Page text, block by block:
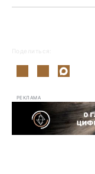
Поделиться:
РЕКЛАМА